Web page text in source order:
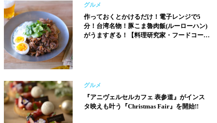
グルメ
作っておくとかけるだけ！電子レンジで5
分！台湾名物！豚こま魯肉飯(ルーローハン)
がうますぎる！【料理研究家・フードコーデ
グルメ
『アニヴェルセルカフェ 表参道』がインス
タ映えも叶う『Christmas Fair』を開始!!